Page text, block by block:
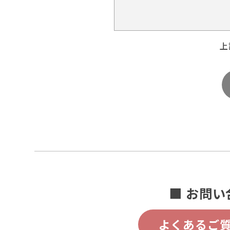
■ お問い
よくあるご